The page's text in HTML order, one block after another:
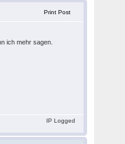
Print Post
ich mehr sagen.
IP Logged